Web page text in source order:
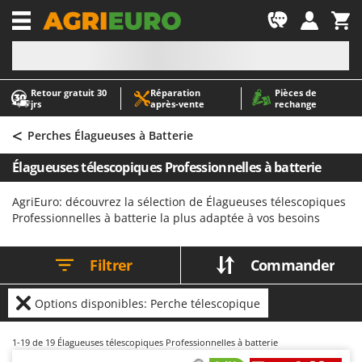
Retour gratuit 30
jrs
Réparation
après‑vente
Pièces de
rechange
-1
A
Abris de jardin
Accessoires pour tracteurs tondeuses autoportés
Aérateurs Scarificateurs pour gazon
Arracheuses de pommes de terre pour tracteur
Aspirateurs - Balais Électriques
Aspirateurs à feuilles sur roues
Aspirateurs Multifonctions
Atomiseurs agricoles pour tracteurs
Atomiseurs pour traitements
A
AgriEuro Premium
AgriEuro TOP-LINE
AGT
Aima
Alce
Alpina
Ama
< Perches Élagueuses à Batterie
Élagueuses télescopiques Professionnelles à batterie
AgriEuro: découvrez la sélection de Élagueuses télescopiques
Professionnelles à batterie la plus adaptée à vos besoins
Filtrer Commander
Options disponibles: Perche télescopique
1-19 de 19 Élagueuses télescopiques Professionnelles à batterie